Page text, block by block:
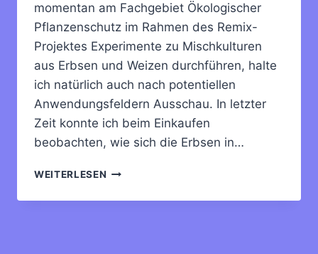
momentan am Fachgebiet Ökologischer
Pflanzenschutz im Rahmen des Remix-
Projektes Experimente zu Mischkulturen
aus Erbsen und Weizen durchführen, halte
ich natürlich auch nach potentiellen
Anwendungsfeldern Ausschau. In letzter
Zeit konnte ich beim Einkaufen
beobachten, wie sich die Erbsen in…
WEITERLESEN ERBSEN-
AUS